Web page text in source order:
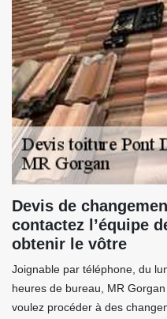
Devis de
contactez l’équipe
obtenir le vôtre
Joignable par téléphone, du
heures de bureau, MR
voulez procéder à des